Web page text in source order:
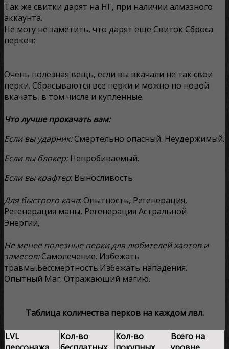
Так же свитки дарят на НГ, при наличии алмазного
аккаунта.
Не могу не заметить, что дарят еще Свиток Сброса
перков:
Очень полезная вещь, если вы вкачали не так свои
перки. Сбрасываются все перки и можно по новой
вкачать, в том числе и купленные.
Что лучше прокачать вам:
Если вы ударник:Смертельно опасный. Неудержимый.
Если вы блокер:Непробиваемый.
Если вы крафтер: Выносливость
Для быстрого кача: Опытность, Регенерация,
Регенерация маны, Регенерация Астральной
Энергии,
Не менее полезные перки для любителей хаотов и
замесов:Самолечение. Избежать
травмы.Бессмертность.Избежать нападения.
Опытный Маг. Отражающий магию.
Таблица количества перков на каждом лвл.
LVL
Кол-во
Кол-во
Всего на